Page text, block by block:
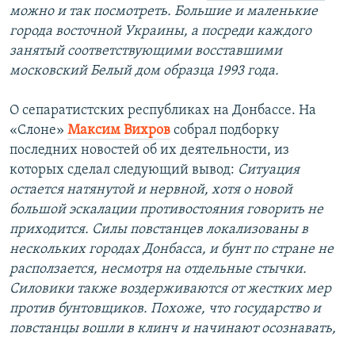
можно и так посмотреть. Большие и маленькие
города восточной Украины, а посреди каждого
занятый соответствующими восставшими
московский Белый дом образца 1993 года.
О сепаратистских республиках на Донбассе. На
«Слоне» Максим Вихров собрал подборку
последних новостей об их деятельности, из
которых сделал следующий вывод: Ситуация
остается натянутой и нервной, хотя о новой
большой эскалации противостояния говорить не
приходится. Силы повстанцев локализованы в
нескольких городах Донбасса, и бунт по стране не
расползается, несмотря на отдельные стычки.
Силовики также воздерживаются от жестких мер
против бунтовщиков. Похоже, что государство и
повстанцы вошли в клинч и начинают осознавать,